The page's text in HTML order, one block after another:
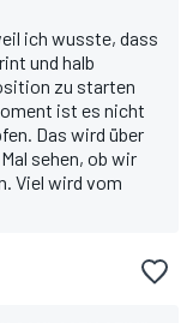
ich wusste, dass
und halb
zu starten
ist es nicht
Das wird über
sehen, ob wir
Viel wird vom